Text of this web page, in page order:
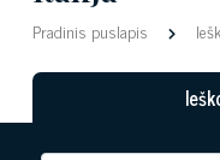
Pradinis puslapis